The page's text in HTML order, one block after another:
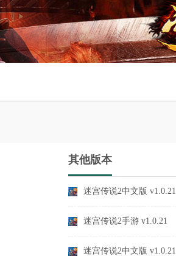
其他版本
迷宫传说2中文版 v1.0.21
迷宫传说2手游 v1.0.21
迷宫传说2中文版 v1.0.21